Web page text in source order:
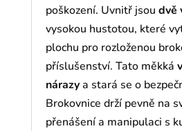
poškození. Uvnitř jsou dvě
vysokou hustotou, které
plochu pro rozloženou
příslušenství. Tato měkká
nárazya stará se o
Brokovnice drží pevně na
přenášení a manipulaci s